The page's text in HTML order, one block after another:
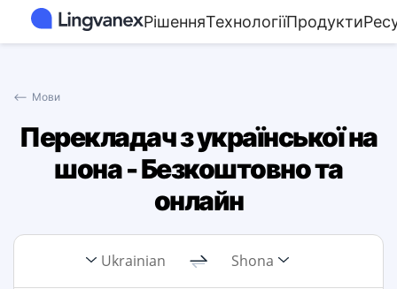
РішенняТехнологіїПродукти
⟵ Мови
Перекладач з української на
шона - Безкоштовно та
онлайн
Ukrainian Shona